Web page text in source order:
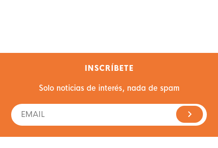
INSCRÍBETE
Solo noticias de interés, nada de spam